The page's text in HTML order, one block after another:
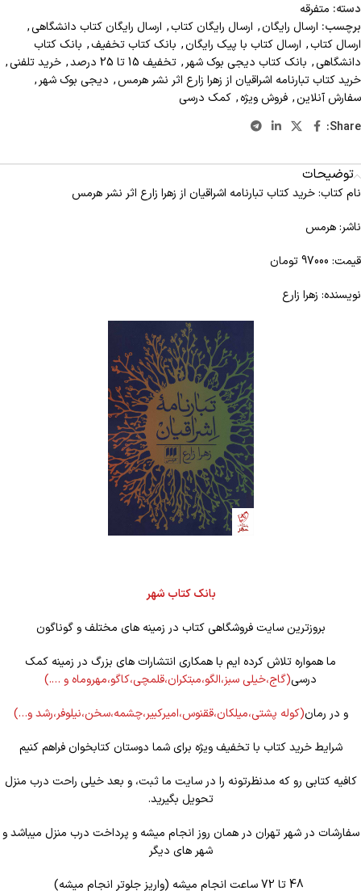
دسته: متفرقه
برچسب: ارسال رايگان, ارسال رايگان کتاب, ارسال رايگان کتاب دانشگاهي,
ارسال کتاب, ارسال کتاب با پيک رايگان, بانک کتاب تخفيف, بانک کتاب
دانشگاهی, بانک کتاب دیجی بوک شهر, تخفیف 15 تا 25 درصد , خريد تلفني,
خرید کتاب تبارنامه اشراقیان از زهرا زارع اثر نشر هرمس, دیجی بوک شهر,
سفارش آنلاين, فروش ويژه, کمک درسی
Share:
توضیحات
نام کتاب: خرید کتاب تبارنامه اشراقیان از زهرا زارع اثر نشر هرمس
ناشر: هرمس
قیمت: 97000 تومان
نویسنده: زهرا زارع
بانک کتاب شهر
بروزترین سایت فروشگاهی کتاب در زمینه های مختلف و گوناگون
ما همواره تلاش کرده ایم با همکاری انتشارات های بزرگ در زمینه کمک
درسی(گاج،خیلی سبز،الگو،مبتکران،قلمچی،کاگو،مهروماه و ….)
و در رمان(کوله پشتی،میلکان،ققنوس،امیرکبیر،چشمه،سخن،نیلوفر،رشد و…)
شرایط خرید کتاب با تخفیف ویژه برای شما دوستان کتابخوان فراهم کنیم
کافیه کتابی رو که مدنظرتونه را در سایت ما ثبت، و بعد خیلی راحت درب منزل
تحویل بگیرید.
سفارشات در شهر تهران در همان روز انجام میشه و پرداخت درب منزل میباشد و
شهر های دیگر